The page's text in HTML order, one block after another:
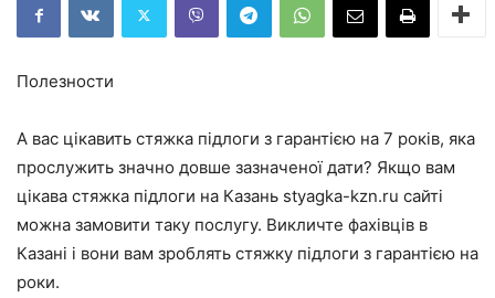
Полезности
А вас цікавить стяжка підлоги з гарантією на 7 років, яка
прослужить значно довше зазначеної дати? Якщо вам
цікава стяжка підлоги на Казань styagka-kzn.ru сайті
можна замовити таку послугу. Викличте фахівців в
Казані і вони вам зроблять стяжку підлоги з гарантією на
роки.